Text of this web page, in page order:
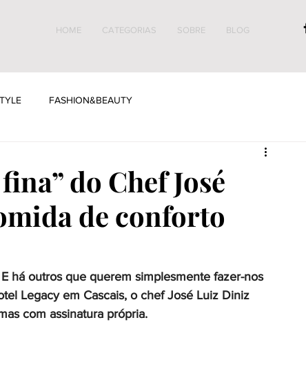
HOME CATEGORIAS SOBRE BLOG
FASHION&BEAUTY
do Chef José
de conforto
há outros que querem simplesmente fazer-nos
Legacy em Cascais, o chef José Luiz Diniz
com assinatura própria.